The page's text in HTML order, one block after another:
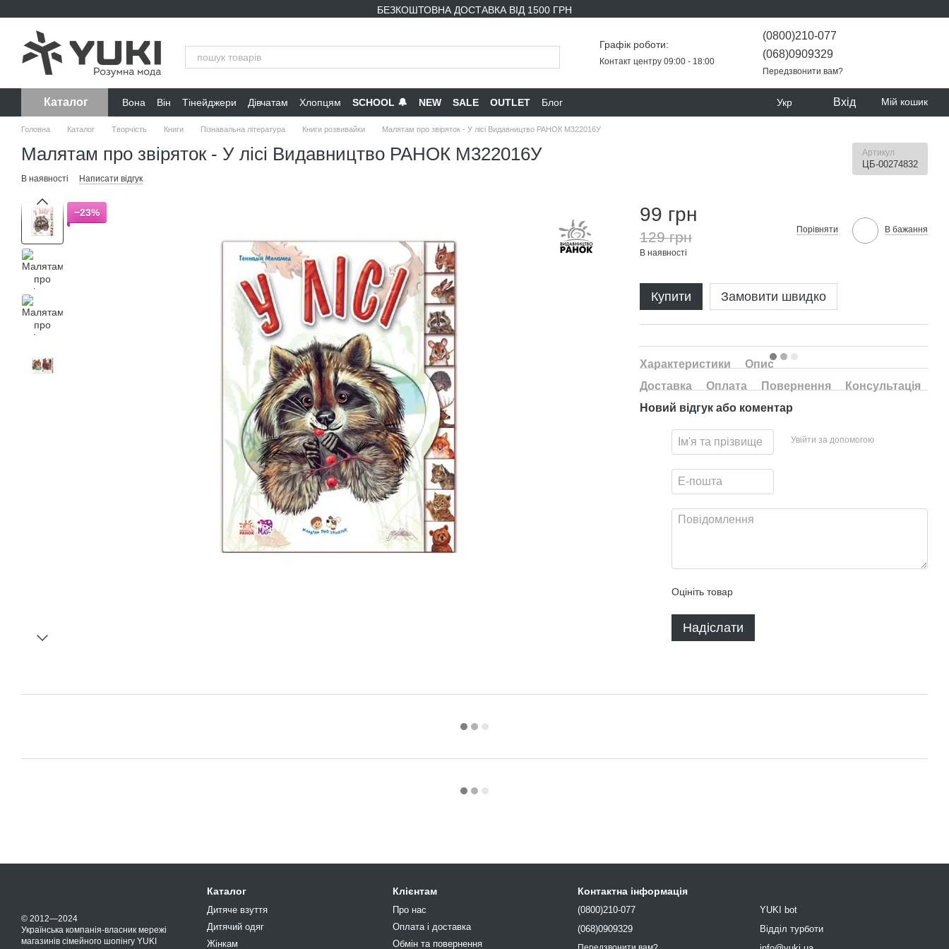
БЕЗКОШТОВНА ДОСТАВКА ВІД 1500 ГРН
Графік роботи:
Контакт центру 09:00 - 18:00
(0800)210-077
(068)0909329
Передзвонити вам?
Каталог Вона Він Тінейджери Дівчатам Хлопцям SCHOOL 🔔 NEW SALE OUTLET Блог Укр Вхід Мій кошик
Головна Каталог Творчість Книги Пізнавальна література Книги розвивайки Малятам про звіряток - У лісі Видавництво РАНОК М322016У
Малятам про звіряток - У лісі Видавництво РАНОК М322016У Артикул
ЦБ-00274832
В наявності Написати відгук
−23% 99 грн
129 грн
В наявності
Порівняти В бажання
Купити Замовити швидко
Характеристики
Опис
Доставка
Оплата Повернення
Консультація
Новий відгук або коментар
Увійти за допомогою
Оцініть товар
Надіслати
© 2012—2024
Українська компанія-власник мережі
магазинів сімейного шопінгу YUKI
Каталог
Дитяче взуття
Дитячий одяг
Жінкам
Клієнтам
Про нас
Оплата і доставка
Обмін та повернення
Контактна інформація
(0800)210-077
(068)0909329
YUKI bot
Відділ турботи